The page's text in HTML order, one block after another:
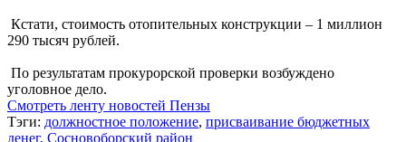
Кстати, стоимость отопительных конструкции – 1 миллион
290 тысяч рублей.
По результатам прокурорской проверки возбуждено
уголовное дело.
Смотреть ленту новостей Пензы
Тэги: должностное положение, присваивание бюджетных
денег, Сосновоборский район